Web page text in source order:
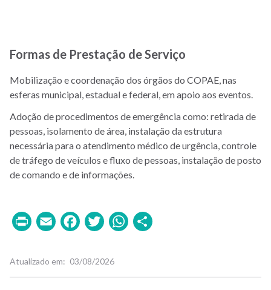
Formas de Prestação de Serviço
Mobilização e coordenação dos órgãos do COPAE, nas
esferas municipal, estadual e federal, em apoio aos eventos.
Adoção de procedimentos de emergência como: retirada de
pessoas, isolamento de área, instalação da estrutura
necessária para o atendimento médico de urgência, controle
de tráfego de veículos e fluxo de pessoas, instalação de posto
de comando e de informações.
PrintEmailFacebook
TwitterWhatsApp
Atualizado em 03/08/2026